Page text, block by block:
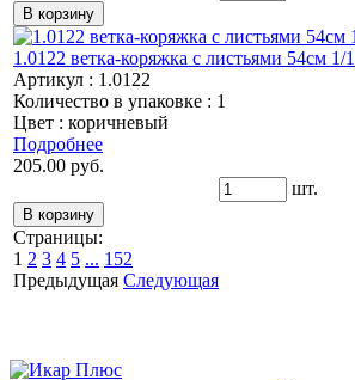
1.0122 ветка-коряжка с листьями 54см 1/1
Артикул : 1.0122
Количество в упаковке : 1
Цвет : коричневый
Подробнее
205.00 руб.
шт.
Страницы:
1 2 3 4 5 ... 152
Предыдущая Следующая